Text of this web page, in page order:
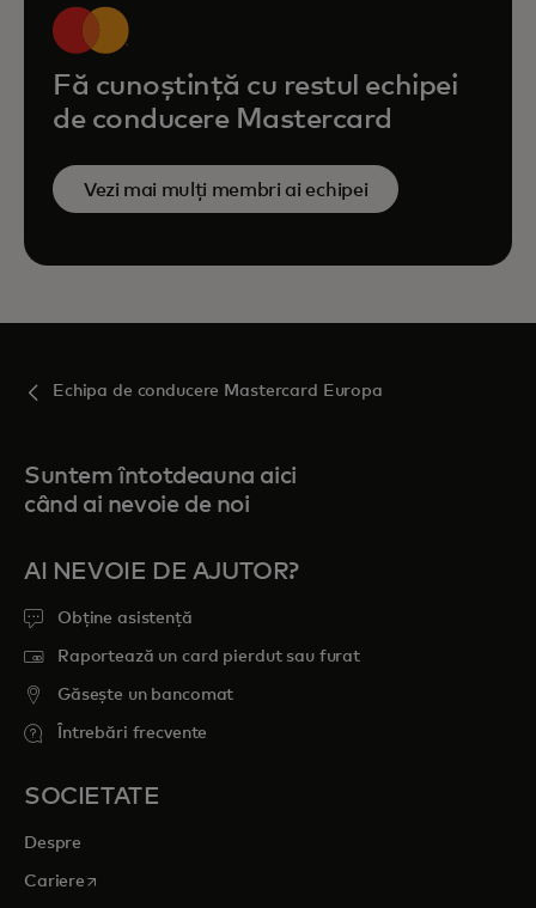
Fă cunoștință cu restul echipei
de conducere Mastercard
Vezi mai mulți membri ai echipei
Echipa de conducere Mastercard Europa
Suntem întotdeauna aici
când ai nevoie de noi
AI NEVOIE DE AJUTOR?
Obține asistență
Raportează un card pierdut sau furat
Găsește un bancomat
Întrebări frecvente
SOCIETATE
Despre
Cariere opens in a new tab